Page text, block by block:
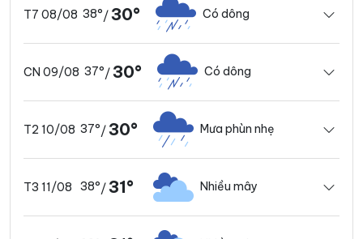
T7 08/08 38°/30° Có dông
CN 09/08 37°/30° Có dông
T2 10/08 37°/30° Mưa phùn nhẹ
T3 11/08 38°/31° Nhiều mây